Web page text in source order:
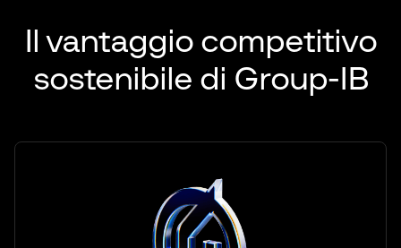
Il vantaggio competitivo
sostenibile di Group-IB